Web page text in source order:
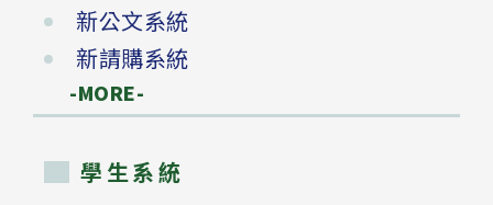
新公文系統
新請購系統
-MORE-
學生系統